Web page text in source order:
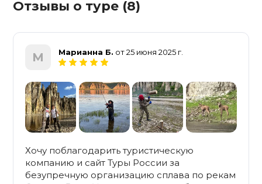
Отзывы о туре (8)
М Марианна Б. от 25 июня 2025 г.
Хочу поблагодарить туристическую
компанию и сайт Туры России за
безупречную организацию сплава по рекам